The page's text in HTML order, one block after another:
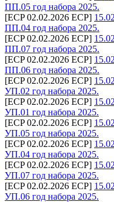
ПП.05 год набора 2025.
[ECP 02.02.2026 ECP]
ПП.04 год набора 2025.
[ECP 02.02.2026 ECP]
ПП.07 год набора 2025.
[ECP 02.02.2026 ECP]
ПП.06 год набора 2025.
[ECP 02.02.2026 ECP]
УП.02 год набора 2025.
[ECP 02.02.2026 ECP]
УП.01 год набора 2025.
[ECP 02.02.2026 ECP]
УП.05 год набора 2025.
[ECP 02.02.2026 ECP]
УП.04 год набора 2025.
[ECP 02.02.2026 ECP]
УП.07 год набора 2025.
[ECP 02.02.2026 ECP]
УП.06 год набора 2025.